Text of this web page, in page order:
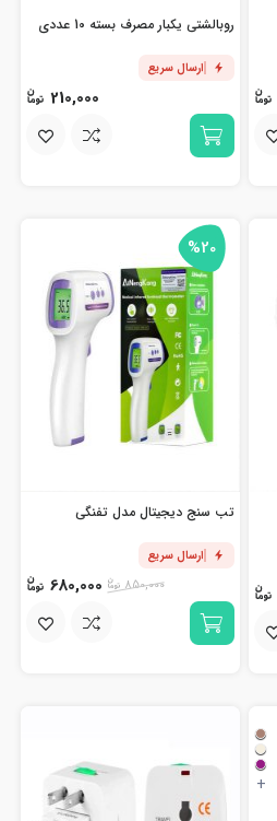
روبالشتی یکبار مصرف بسته 10 عددی
ارسال سریع
210,000
%20
تب سنج دیجیتال مدل تفنگی
ارسال سریع
850,000
680,000
+